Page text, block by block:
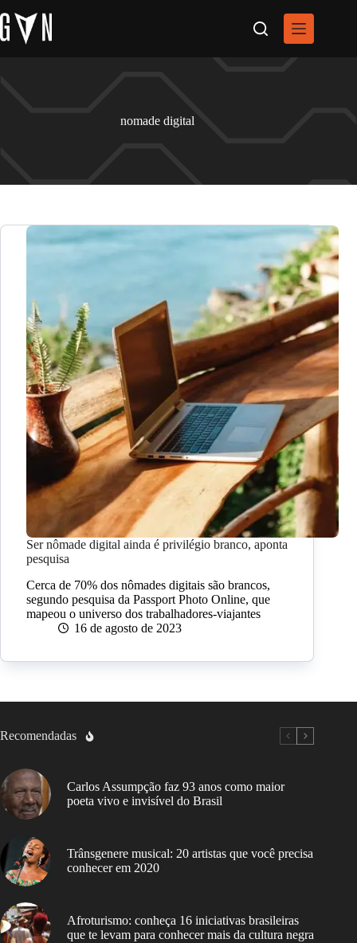
para
o
conteúdo
nomade digital
Ser nômade digital ainda é privilégio branco, aponta
pesquisa
Cerca de 70% dos nômades digitais são brancos,
segundo pesquisa da Passport Photo Online, que
mapeou o universo dos trabalhadores-viajantes
16 de agosto de 2023
Recomendadas
Carlos Assumpção faz 93 anos como maior
poeta vivo e invisível do Brasil
Trânsgenere musical: 20 artistas que você precisa
conhecer em 2020
Afroturismo: conheça 16 iniciativas brasileiras
que te levam para conhecer mais da cultura negra